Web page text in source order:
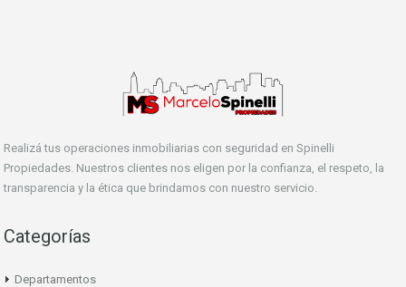
Realizá tus operaciones inmobiliarias con seguridad en Spinelli
Propiedades. Nuestros clientes nos eligen por la confianza, el respeto, la
transparencia y la ética que brindamos con nuestro servicio.
Categorías
Departamentos